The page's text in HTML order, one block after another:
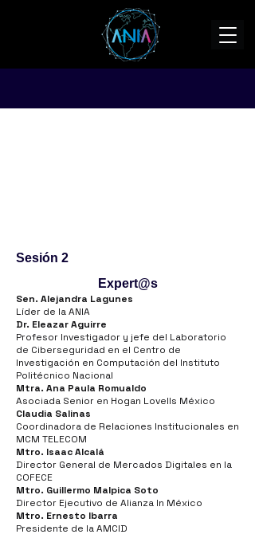
Sesión 2
Expert@s
Sen. Alejandra Lagunes
Líder de la ANIA
Dr. Eleazar Aguirre
Profesor Investigador y jefe del Laboratorio
de Ciberseguridad en el Centro de
Investigación en Computación del Instituto
Politécnico Nacional
Mtra. Ana Paula Romualdo
Asociada Senior en Hogan Lovells México
Claudia Salinas
Coordinadora de Relaciones Institucionales en
MCM TELECOM
Mtro. Isaac Alcalá
Director General de Mercados Digitales en la
COFECE
Mtro. Guillermo Malpica Soto
Director Ejecutivo de Alianza In México
Mtro. Ernesto Ibarra
Presidente de la AMCID